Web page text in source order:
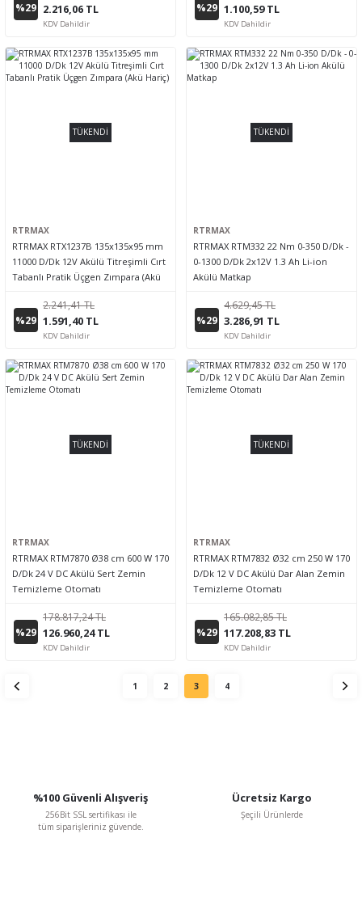
%29 2.216,06 TL
KDV Dahildir
%29 1.100,59 TL
KDV Dahildir
TÜKENDİ
RTRMAX
RTRMAX RTX1237B 135x135x95 mm
11000 D/Dk 12V Akülü Titreşimli Cırt
Tabanlı Pratik Üçgen Zımpara (Akü
%29
2.241,41 TL
1.591,40 TL
KDV Dahildir
TÜKENDİ
RTRMAX
RTRMAX RTM332 22 Nm 0-350 D/Dk -
0-1300 D/Dk 2x12V 1.3 Ah Li-ion
Akülü Matkap
%29
4.629,45 TL
3.286,91 TL
KDV Dahildir
TÜKENDİ
RTRMAX
RTRMAX RTM7870 Ø38 cm 600 W 170
D/Dk 24 V DC Akülü Sert Zemin
Temizleme Otomatı
%29
178.817,24 TL
126.960,24 TL
KDV Dahildir
TÜKENDİ
RTRMAX
RTRMAX RTM7832 Ø32 cm 250 W 170
D/Dk 12 V DC Akülü Dar Alan Zemin
Temizleme Otomatı
%29
165.082,85 TL
117.208,83 TL
KDV Dahildir
1 2 3 4
%100 Güvenli Alışveriş
256Bit SSL sertifikası ile
tüm siparişleriniz güvende.
Ücretsiz Kargo
Şeçili Ürünlerde